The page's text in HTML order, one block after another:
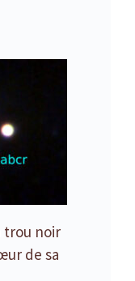
trou noir
de sa